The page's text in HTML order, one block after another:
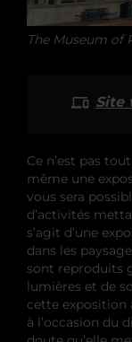
The Museum of
Site
Ce n’est pas
même une
vous sera
d’activités
s’agit d’une
dans les
sont reproduits
lumières et de
cette exposition
à l’occasion du